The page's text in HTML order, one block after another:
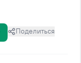
Поделиться